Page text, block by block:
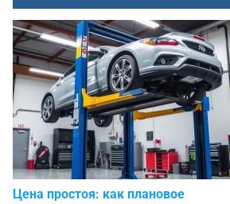
Цена простоя: как плановое